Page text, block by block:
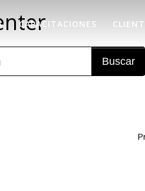
CAPACITACIONES
Buscar